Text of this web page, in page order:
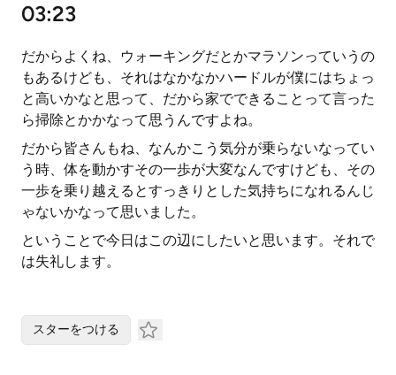
03:23
だからよくね、ウォーキングだとかマラソンっていうの
もあるけども、それはなかなかハードルが僕にはちょっ
と高いかなと思って、だから家でできることって言った
ら掃除とかかなって思うんですよね。
だから皆さんもね、なんかこう気分が乗らないなってい
う時、体を動かすその一歩が大変なんですけども、その
一歩を乗り越えるとすっきりとした気持ちになれるんじ
ゃないかなって思いました。
ということで今日はこの辺にしたいと思います。それで
は失礼します。
スターをつける